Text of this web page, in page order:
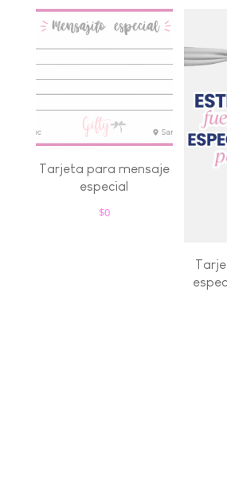
Tarjeta para mensaje
especial
$0